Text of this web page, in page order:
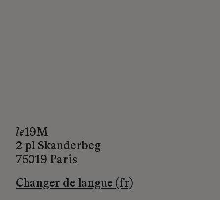
le19M
2 pl Skanderbeg
75019 Paris
Changer de langue (fr)